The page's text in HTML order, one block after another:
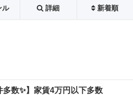
ル 詳細 新着順
多数✨】家賃4万円以下多数